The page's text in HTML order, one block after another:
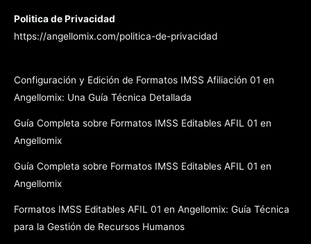
Politica de Privacidad
https://angellomix.com/politica-de-privacidad
Configuración y Edición de Formatos IMSS Afiliación 01 en
Angellomix: Una Guía Técnica Detallada
Guía Completa sobre Formatos IMSS Editables AFIL 01 en
Angellomix
Guía Completa sobre Formatos IMSS Editables AFIL 01 en
Angellomix
Formatos IMSS Editables AFIL 01 en Angellomix: Guía Técnica
para la Gestión de Recursos Humanos